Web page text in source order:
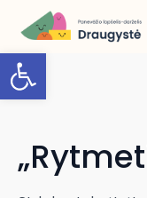
Open toolbar